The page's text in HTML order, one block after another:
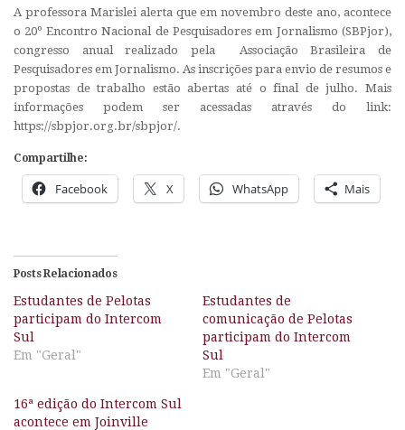
A professora Marislei alerta que em novembro deste ano, acontece
o 20º Encontro Nacional de Pesquisadores em Jornalismo (SBPjor),
congresso anual realizado pela Associação Brasileira de
Pesquisadores em Jornalismo. As inscrições para envio de resumos e
propostas de trabalho estão abertas até o final de julho. Mais
informações podem ser acessadas através do link:
https://sbpjor.org.br/sbpjor/.
Compartilhe:
Facebook X WhatsApp Mais
Posts Relacionados
Estudantes de Pelotas
participam do Intercom
Sul
Em "Geral"
Estudantes de
comunicação de Pelotas
participam do Intercom
Sul
Em "Geral"
16ª edição do Intercom Sul
acontece em Joinville